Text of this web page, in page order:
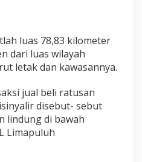
luas 78,83 kilometer
dari luas wilayah
letak dan kawasannya.
jual beli ratusan
disebut- sebut
lindung di bawah
Limapuluh